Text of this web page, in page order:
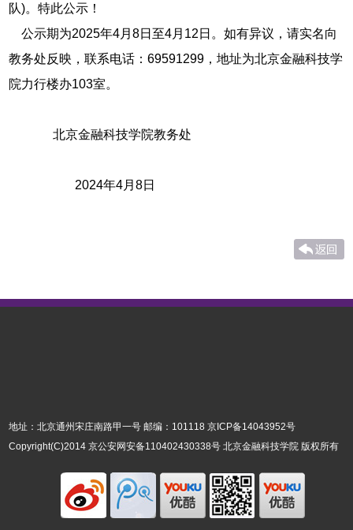
队)。特此公示！
公示期为2025年4月8日至4月12日。如有异议，请实名向
教务处反映，联系电话：69591299，地址为北京金融科技学
院力行楼办103室。
北京金融科技学院教务处
2024年4月8日
地址：北京通州宋庄南路甲一号 邮编：101118京ICP备14043952号
Copyright(C)2014京公安网安备110402430338号 北京金融科技学院 版权所有